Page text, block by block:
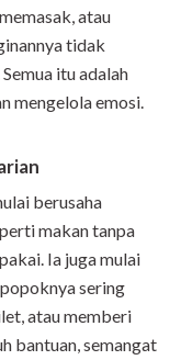
atau
tidak
itu adalah
mengelola emosi.
berusaha
makan tanpa
Ia juga mulai
sering
atau memberi
bantuan, semangat